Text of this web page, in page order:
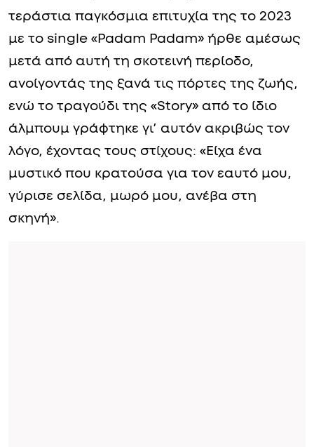
τεράστια παγκόσμια επιτυχία της το 2023
με το single «Padam Padam» ήρθε αμέσως
μετά από αυτή τη σκοτεινή περίοδο,
ανοίγοντάς της ξανά τις πόρτες της ζωής,
ενώ το τραγούδι της «Story» από το ίδιο
άλμπουμ γράφτηκε γι’ αυτόν ακριβώς τον
λόγο, έχοντας τους στίχους: «Είχα ένα
μυστικό που κρατούσα για τον εαυτό μου,
γύρισε σελίδα, μωρό μου, ανέβα στη
σκηνή».